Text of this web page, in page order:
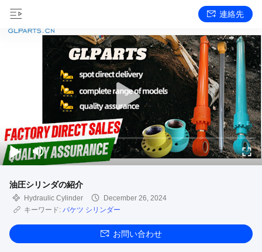
連絡先
油圧シリンダの紹介
Hydraulic Cylinder
December 26, 2024
キーワード: バケツ シリンダー
お問い合わせ